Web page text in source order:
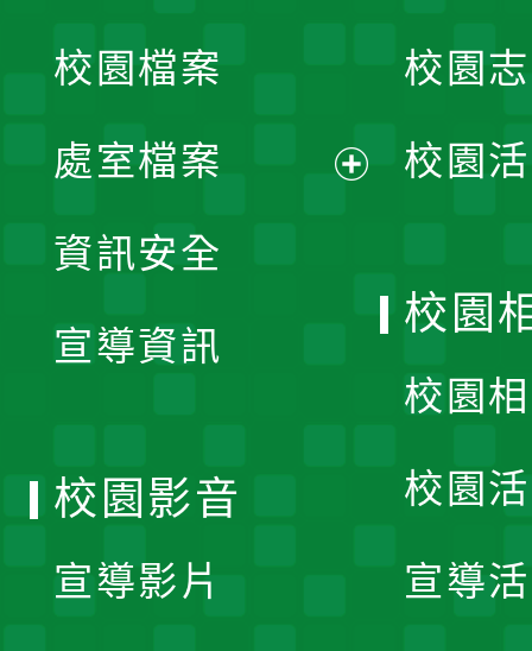
單
校園檔案
處室檔案
資訊安全
宣導資訊
校園
校園
校園
校園
校園
宣導
校園影音
宣導影片